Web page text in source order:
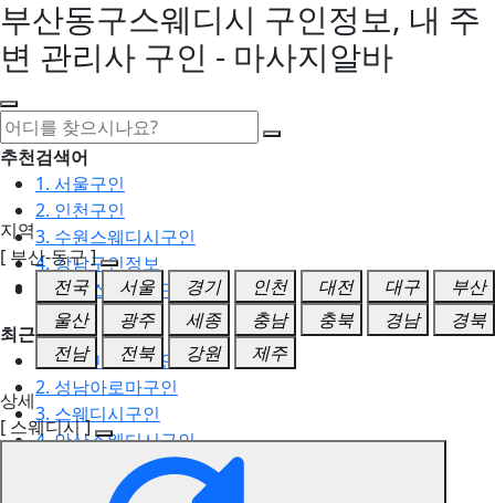
부산동구스웨디시 구인정보, 내 주
변 관리사 구인 - 마사지알바
추천검색어
1. 서울구인
2. 인천구인
3. 수원스웨디시구인
4. 강남구인정보
5. 동탄스웨디시구인
최근검색어
1. 일산마사지구인
2. 성남아로마구인
3. 스웨디시구인
4. 안산스웨디시구인
5. 아로마구인
지역
[ 부산-동구 ]
전국
서울 경기 인천 대전 대구
부산
울산
광주 세종 충남 충북 경남
경북
전남
전북 강원
제주
상세
[ 스웨디시 ]